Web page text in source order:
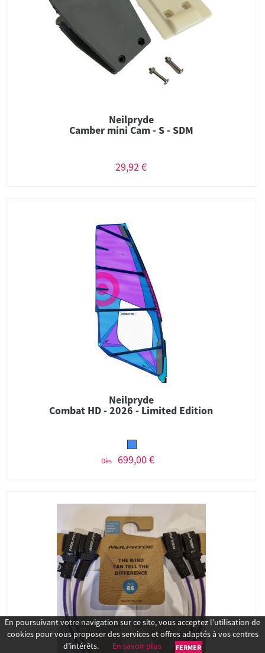
Neilpryde
Camber mini Cam - S - SDM
29,92 €
Neilpryde
Combat HD - 2026 - Limited Edition
Dès 699,00 €
En poursuivant votre navigation sur ce site, vous acceptez l’utilisation de
cookies pour vous proposer des services et offres adaptés à vos centres
d’intérêts.
En savoir plus FERMER